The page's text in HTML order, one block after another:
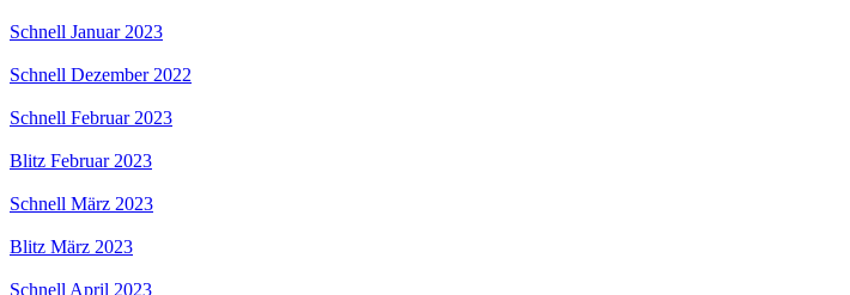
Schnell Januar 2023
Schnell Dezember 2022
Schnell Februar 2023
Blitz Februar 2023
Schnell März 2023
Blitz März 2023
Schnell April 2023